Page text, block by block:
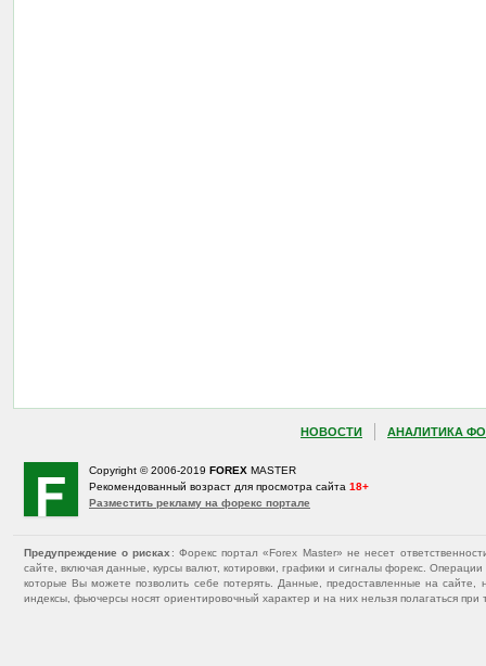
НОВОСТИ АНАЛИТИКА
Copyright © 2006-2019 FOREX MASTER
Рекомендованный возраст для просмотра сайта 18+
Разместить рекламу на форекс портале
Предупреждение о рисках : Форекс портал «Forex Master» не несет
сайте, включая данные, курсы валют, котировки, графики и сигналы форекс.
которые Вы можете позволить себе потерять. Данные, предоставленные на
индексы, фьючерсы носят ориентировочный характер и на них нельзя полагаться при